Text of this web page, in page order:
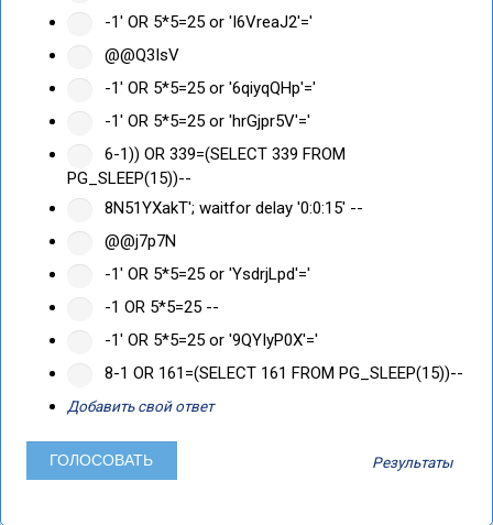
-1' OR 5*5=25 or 'I6VreaJ2'='
@@Q3IsV
-1' OR 5*5=25 or '6qiyqQHp'='
-1' OR 5*5=25 or 'hrGjpr5V'='
6-1)) OR 339=(SELECT 339 FROM
PG_SLEEP(15))--
8N51YXakT'; waitfor delay '0:0:15' --
@@j7p7N
-1' OR 5*5=25 or 'YsdrjLpd'='
-1 OR 5*5=25 --
-1' OR 5*5=25 or '9QYIyP0X'='
8-1 OR 161=(SELECT 161 FROM PG_SLEEP(15))--
Добавить свой ответ
Результаты